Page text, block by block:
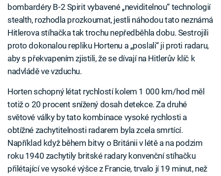
bombardéry B-2 Spirit vybavené „neviditelnou“ technologií
stealth, rozhodla prozkoumat, jestli náhodou tato neznámá
Hitlerova stíhačka tak trochu nepředběhla dobu. Sestrojili
proto dokonalou repliku Hortenu a „poslali“ ji proti radaru,
aby s překvapením zjistili, že se dívají na Hitlerův klíč k
nadvládě ve vzduchu.
Horten schopný létat rychlostí kolem 1 000 km/hod měl
totiž o 20 procent snížený dosah detekce. Za druhé
světové války by tato kombinace vysoké rychlosti a
obtížné zachytitelnosti radarem byla zcela smrtící.
Například když během bitvy o Británii v létě a na podzim
roku 1940 zachytily britské radary konvenční stíhačku
přilétající ve vysoké výšce z Francie, trvalo jí 19 minut, než